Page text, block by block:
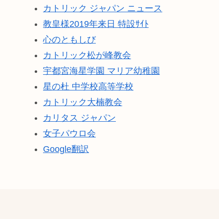
カトリック ジャパン ニュース
教皇様2019年来日 特設ｻｲﾄ
心のともしび
カトリック松が峰教会
宇都宮海星学園 マリア幼稚園
星の杜 中学校高等学校
カトリック大楠教会
カリタス ジャパン
女子パウロ会
Google翻訳